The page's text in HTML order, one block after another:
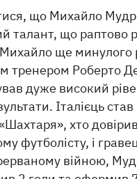
що Михайло
талант, що раптово
ще минулого
тренером Роберто
дуже високий
Італієць
хто
футболісту, і
війною,